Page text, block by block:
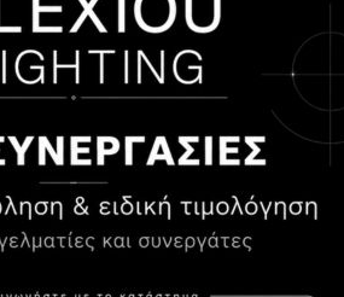
μας
Παραγγελίας
Αποστολής και
Επιστροφές
Προστασία
Δεδομένων
Όροι χρήσης
Cookies
Consent